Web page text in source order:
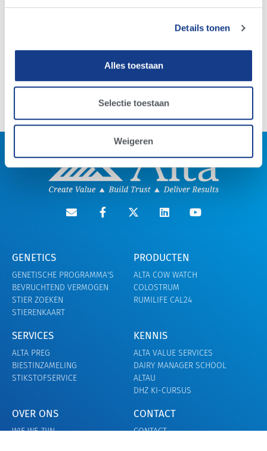
Details tonen
Alles toestaan
Selectie toestaan
Weigeren
Alta nieuws
Bekijk onze nieuwe stierenkaart
GENETICS
GENETISCHE PROGRAMMA'S
BEVRUCHTEND VERMOGEN
STIER ZOEKEN
STIERENKAART
PRODUCTEN
ALTA COW WATCH
COLOSTRUM
RUMILIFE CAL24
SERVICES
ALTA PREG
BIESTINZAMELING
STIKSTOFSERVICE
KENNIS
ALTA VALUE SERVICES
DAIRY MANAGER SCHOOL
ALTAU
DHZ KI-CURSUS
OVER ONS
WIE WE ZIJN
CONTACT
CONTACT